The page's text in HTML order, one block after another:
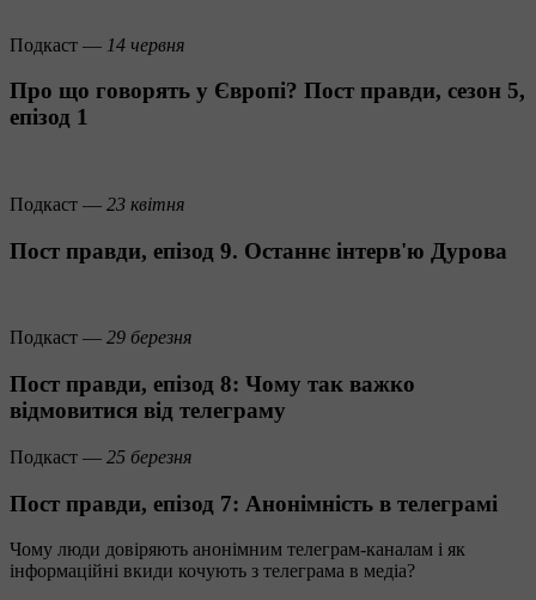
Подкаст — 14 червня
Про що говорять у Європі? Пост правди, сезон 5,
епізод 1
Подкаст — 23 квітня
Пост правди, епізод 9. Останнє інтерв'ю Дурова
Подкаст — 29 березня
Пост правди, епізод 8: Чому так важко
відмовитися від телеграму
Подкаст — 25 березня
Пост правди, епізод 7: Анонімність в телеграмі
Чому люди довіряють анонімним телеграм-каналам і як
інформаційні вкиди кочують з телеграма в медіа?